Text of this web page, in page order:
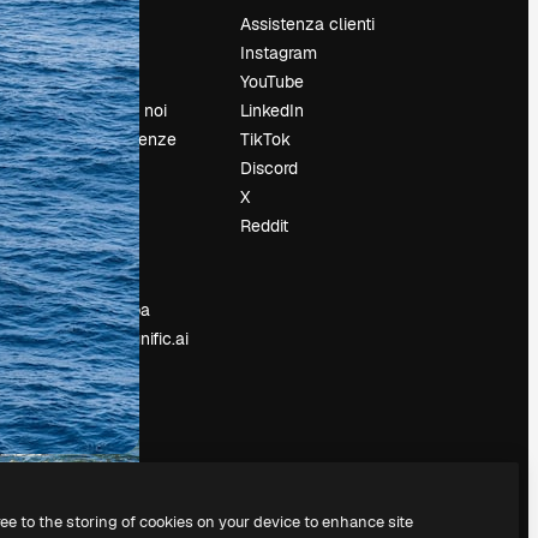
Prezzi
Chi siamo
Recensioni
Lavora con noi
Cerca tendenze
Blog
Eventi
Slidesgo
Vendi i tuoi
contenuti
Sala stampa
Cerchi magnific.ai
Assistenza clienti
Instagram
YouTube
LinkedIn
TikTok
Discord
X
Reddit
to the storing of cookies on your device to enhance site